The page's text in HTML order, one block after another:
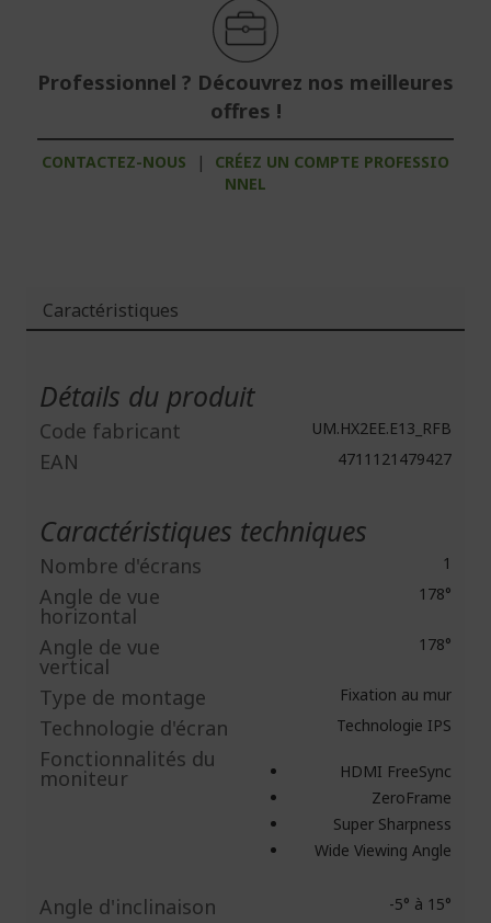
Professionnel ? Découvrez nos meilleures
offres !
CONTACTEZ-NOUS |
CRÉEZ UN COMPTE PROFESSIO
NNEL
Caractéristiques
Détails du produit
Code fabricant UM.HX2EE.E13_RFB
EAN 4711121479427
Caractéristiques techniques
Nombre d'écrans 1
Angle de vue
horizontal
178°
Angle de vue
vertical
178°
Type de montage Fixation au mur
Technologie d'écran Technologie IPS
Fonctionnalités du
moniteur
HDMI FreeSync
ZeroFrame
Super Sharpness
Wide Viewing Angle
Angle d'inclinaison -5° à 15°